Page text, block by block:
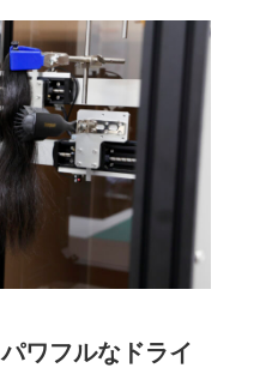
ワフルなドライ